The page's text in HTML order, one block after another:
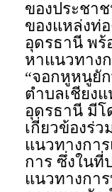
ของประชา
ของแหล่งท่
อุดรธานี พร้
หาแนวทาง
“จอกหูหนูยั
ตำบลเชียง
อุดรธานี มี
เกี่ยวข้องร่
แนวทางกา
การ ซึ่งในที่
แนวทางกา